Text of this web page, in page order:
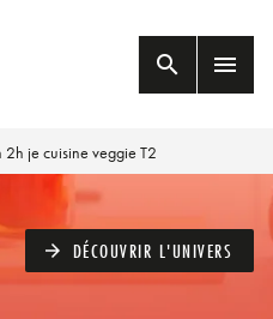
search menu
2h je cuisine veggie T2
arrow_forward DÉCOUVRIR L'UNIVERS